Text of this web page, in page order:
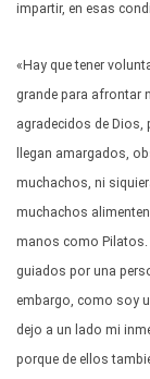
impartir, en esas
«Hay que tener
grande para afrontar
agradecidos de Dios,
llegan amargados,
muchachos, ni
muchachos
manos como
guiados por una
embargo, como soy
dejo a un lado mi
porque de ellos